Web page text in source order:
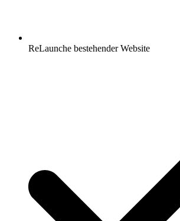
ReLaunche bestehender Website